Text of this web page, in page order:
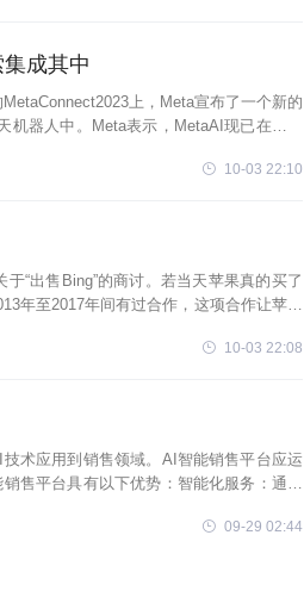
成其中
上，Meta宣布了一个新的
器人中。Meta表示，MetaAI现已在美国
10-03 22:10
“出售Bing”的商讨。若当天苹果真的买了
年至2017年间有过合作，这项合作让苹果
10-03 22:08
术应用到销售领域。AI智能销售平台应运
售平台具有以下优势：智能化服务：通过
09-29 02:44